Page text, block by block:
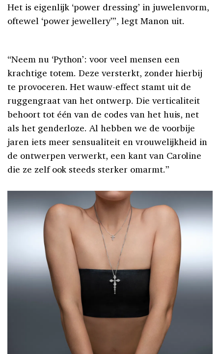
Het is eigenlijk ‘power dressing’ in juwelenvorm,
oftewel ‘power jewellery’”, legt Manon uit.
“Neem nu ‘Python’: voor veel mensen een
krachtige totem. Deze versterkt, zonder hierbij
te provoceren. Het wauw-effect stamt uit de
ruggengraat van het ontwerp. Die verticaliteit
behoort tot één van de codes van het huis, net
als het genderloze. Al hebben we de voorbije
jaren iets meer sensualiteit en vrouwelijkheid in
de ontwerpen verwerkt, een kant van Caroline
die ze zelf ook steeds sterker omarmt.”